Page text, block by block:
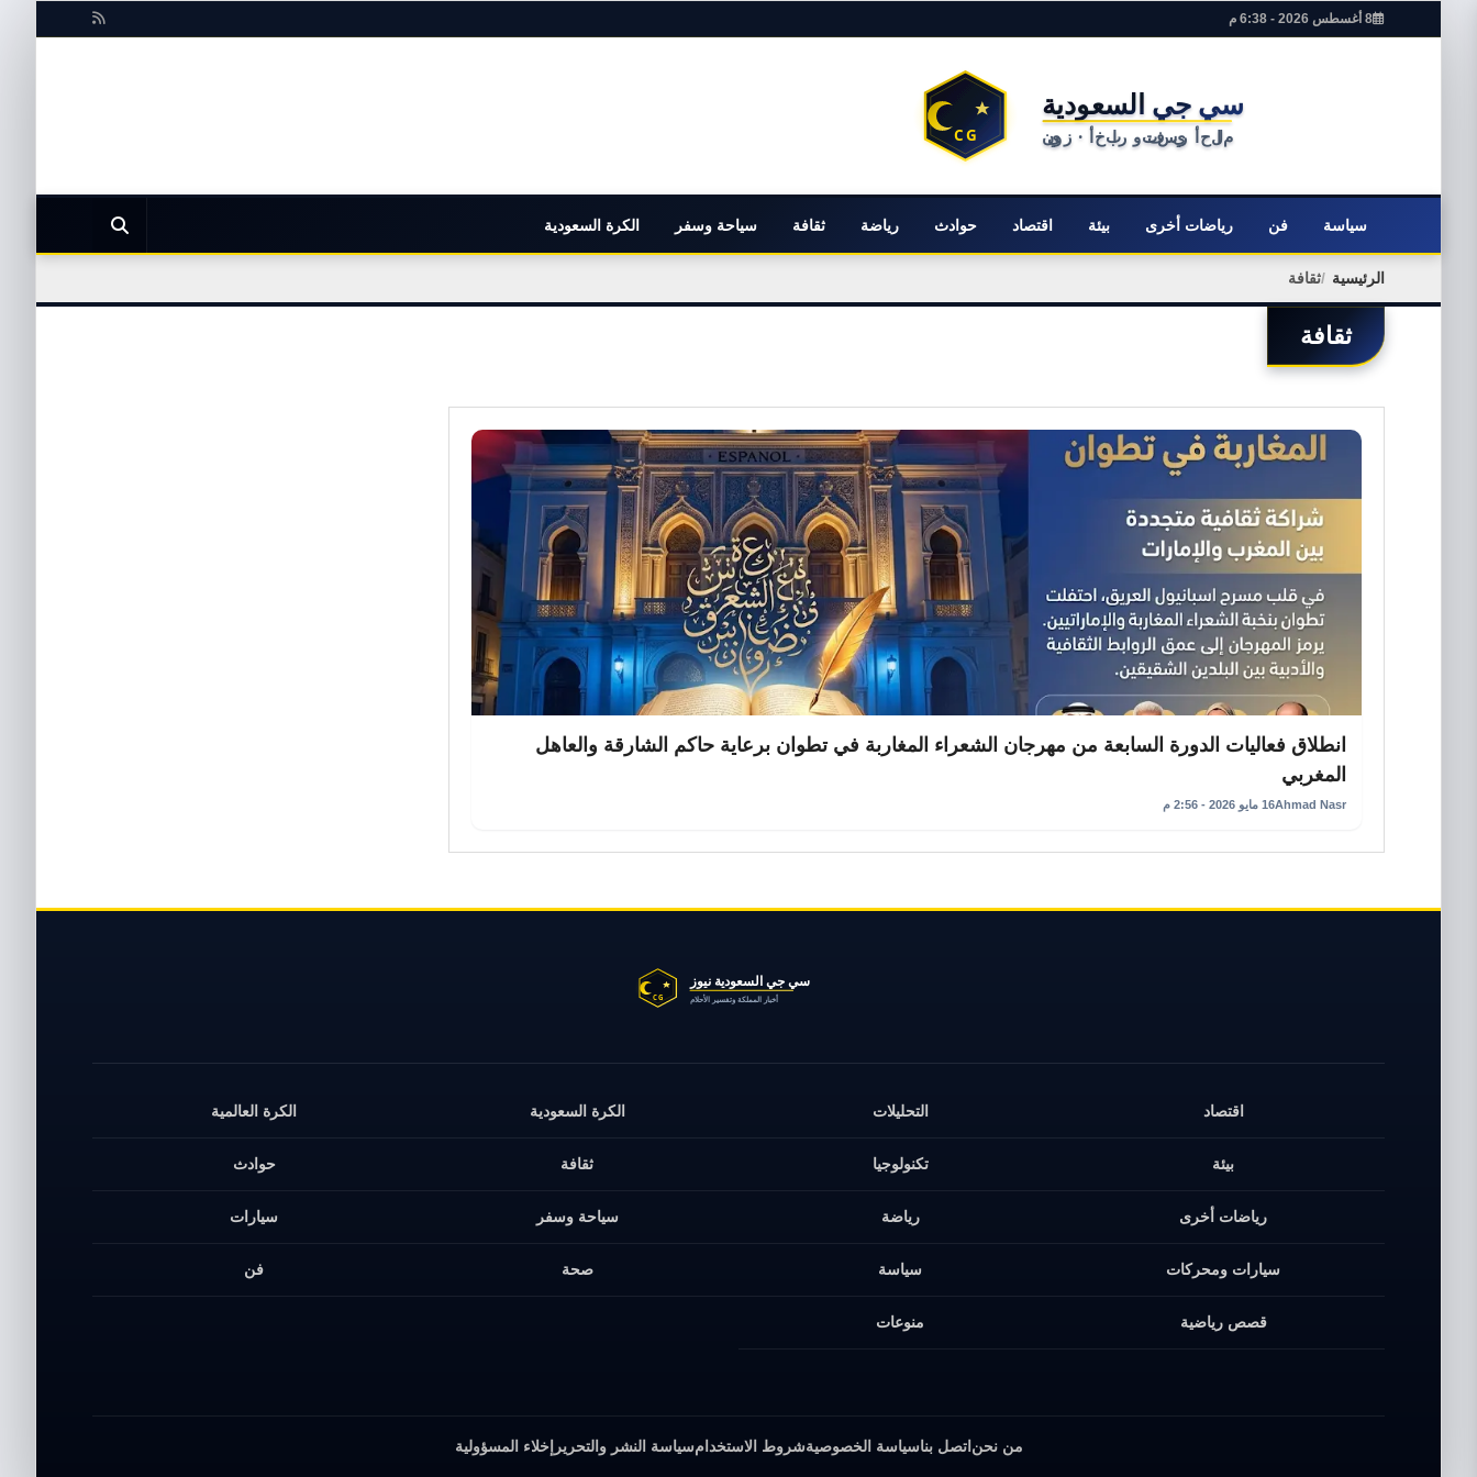
8 أغسطس 2026 - 6:38 م
سياسة فن رياضات أخرى بيئة اقتصاد حوادث رياضة ثقافة سياحة وسفر الكرة السعودية
الرئيسية ثقافة
ثقافة
انطلاق فعاليات الدورة السابعة من مهرجان الشعراء المغاربة في تطوان برعاية حاكم الشارقة والعاهل
المغربي
Ahmad Nasr16 مايو 2026 - 2:56 م
اقتصاد التحليلات الكرة السعودية الكرة العالمية
بيئة تكنولوجيا ثقافة حوادث
رياضات أخرى رياضة سياحة وسفر سيارات
سيارات ومحركات سياسة صحة فن
قصص رياضية منوعات
من نحن اتصل بناسياسة الخصوصيةشروط الاستخدامسياسة النشر والتحرير إخلاء المسؤولية